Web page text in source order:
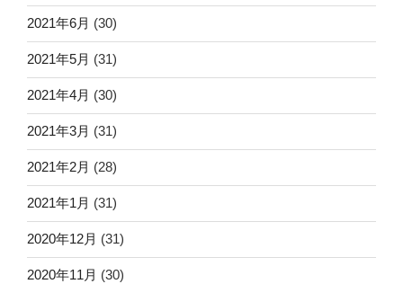
2021年6月 (30)
2021年5月 (31)
2021年4月 (30)
2021年3月 (31)
2021年2月 (28)
2021年1月 (31)
2020年12月 (31)
2020年11月 (30)